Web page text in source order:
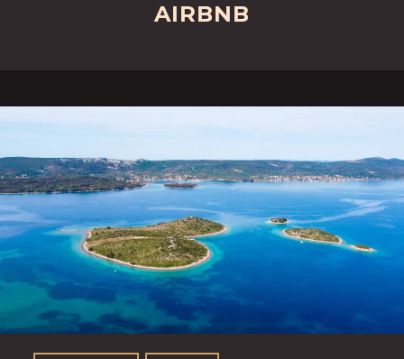
AIRBNB